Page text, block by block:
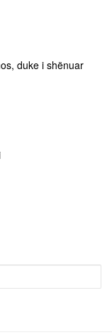
duke i shënuar